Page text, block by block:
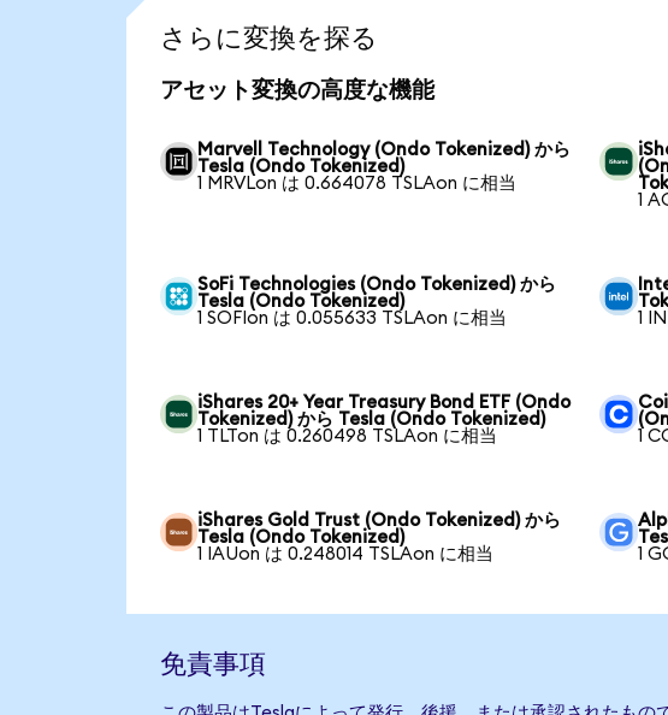
さらに変換を探る
アセット変換の高度な機能
Marvell Technology (Ondo Tokenized) から
Tesla (Ondo Tokenized)
1 MRVLon は 0.664078 TSLAon に相当
1
SoFi Technologies (Ondo Tokenized) から
Tesla (Ondo Tokenized)
1 SOFIon は 0.055633 TSLAon に相当
1
iShares 20+ Year Treasury Bond ETF (Ondo
Tokenized) から Tesla (Ondo Tokenized)
1 TLTon は 0.260498 TSLAon に相当
1
iShares Gold Trust (Ondo Tokenized) から
Tesla (Ondo Tokenized)
1 IAUon は 0.248014 TSLAon に相当
1
免責事項